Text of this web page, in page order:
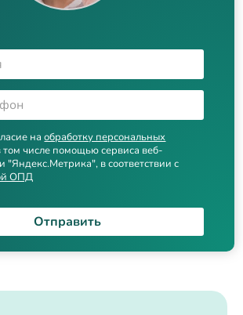
наобработку персональных
том числе помощью сервиса веб-
"Яндекс.Метрика", в соответствии с
ОПД
Отправить